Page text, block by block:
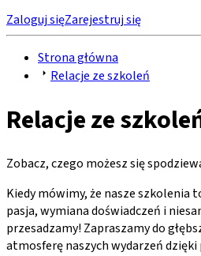
Zaloguj sięZarejestruj się
Strona główna
Relacje ze szkoleń
Relacje ze
Zobacz, czego możesz się
Kiedy mówimy, że nasze szkolenia
pasja, wymiana doświadczeń i
przesadzamy! Zapraszamy do
atmosferę naszych wydarzeń